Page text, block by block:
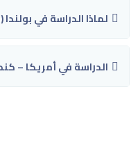
لماذا الدراسة في بولندا
الدراسة في أمريكا –